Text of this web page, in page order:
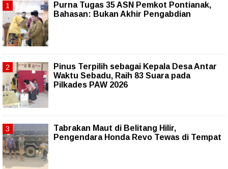
Purna Tugas 35 ASN Pemkot Pontianak,
Bahasan: Bukan Akhir Pengabdian
Pinus Terpilih sebagai Kepala Desa Antar
Waktu Sebadu, Raih 83 Suara pada
Pilkades PAW 2026
Tabrakan Maut di Belitang Hilir,
Pengendara Honda Revo Tewas di Tempat